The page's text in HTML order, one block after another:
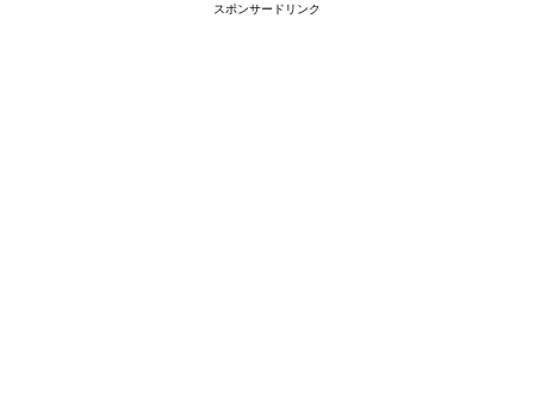
スポンサードリンク